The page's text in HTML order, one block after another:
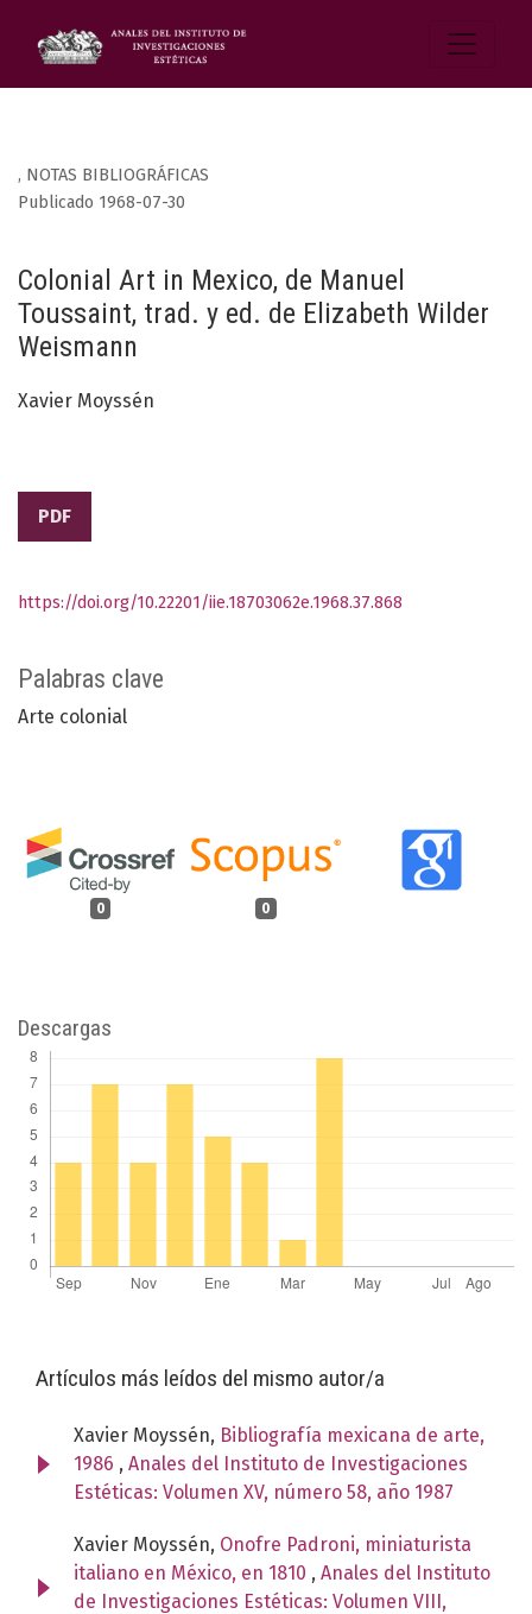
, NOTAS BIBLIOGRÁFICAS
Colonial Art in Mexico, de Manuel
Toussaint, trad. y ed. de Elizabeth Wilder
Weismann
Publicado 1968-07-30
Xavier Moyssén
PDF
Palabras clave
Arte colonial
0 0
https://doi.org/10.22201/iie.18703062e.1968.37.868
Descargas
Artículos más leídos del mismo autor/a
Xavier Moyssén, Bibliografía mexicana de arte,
1986 , Anales del Instituto de Investigaciones
Estéticas: Volumen XV, número 58, año 1987
Xavier Moyssén, Onofre Padroni, miniaturista
italiano en México, en 1810 , Anales del Instituto
de Investigaciones Estéticas: Volumen VIII,